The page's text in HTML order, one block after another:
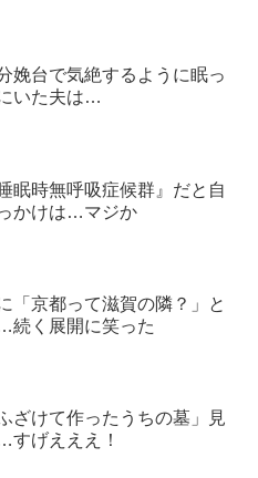
娩台で気絶するように眠っ
いた夫は…
眠時無呼吸症候群』だと自
かけは…マジか
「京都って滋賀の隣？」と
続く展開に笑った
ざけて作ったうちの墓」見
すげえええ！